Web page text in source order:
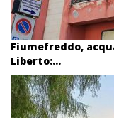
Fiumefreddo,
Liberto:...